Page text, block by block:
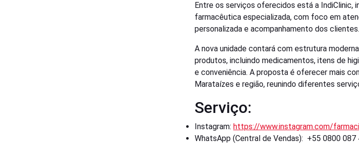
Entre os serviços oferecidos está a IndiClinic,
farmacêutica especializada, com foco em
personalizada e acompanhamento dos clientes.
A nova unidade contará com estrutura
produtos, incluindo medicamentos, itens de
e conveniência. A proposta é oferecer mais
Marataízes e região, reunindo diferentes
Serviço:
Instagram: https://www.instagram.com/
WhatsApp (Central de Vendas): +55 0800 087